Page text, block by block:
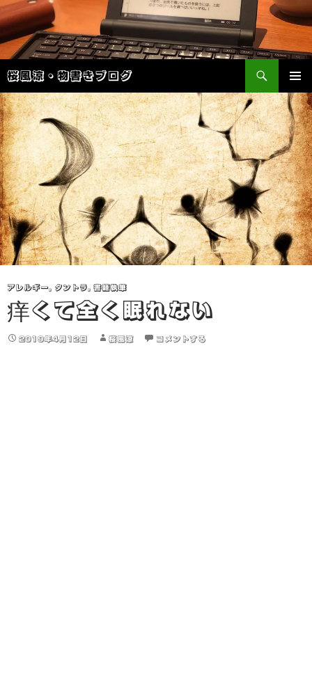
桜風涼・物書きブログ
検
索
メインメ
ニュー
ン
テ
ン
ツ
へ
ス
キ
ッ
プ
アレルギー, タントラ, 書籍執筆
痒くて全く眠れない
2019年4月12日 桜風涼 コメントする